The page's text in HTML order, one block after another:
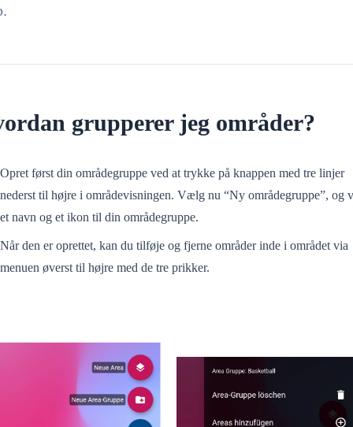
grupperer jeg områder?
Opret først din områdegruppe ved at trykke på knappen med tre linjer
nederst til højre i områdevisningen. Vælg nu “Ny områdegruppe”, og
et navn og et ikon til din områdegruppe.
Når den er oprettet, kan du tilføje og fjerne områder inde i området via
menuen øverst til højre med de tre prikker.